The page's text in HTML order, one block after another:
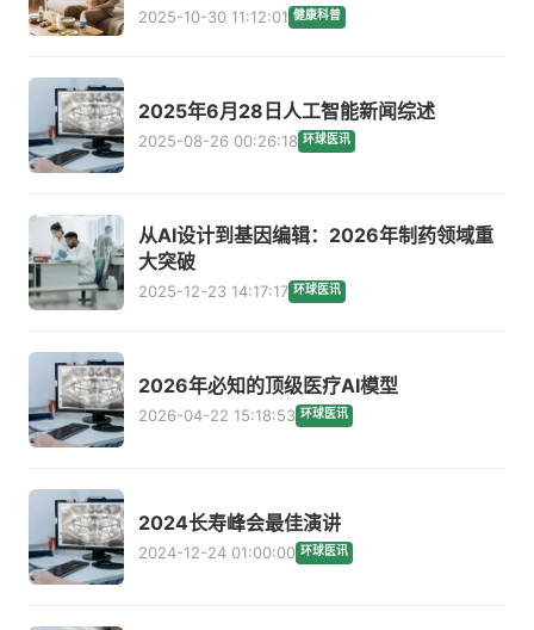
2025-10-30 11:12:01 健康科普
2025年6月28日人工智能新闻综述
2025-08-26 00:26:18 环球医讯
从AI设计到基因编辑：2026年制药领域重
大突破
2025-12-23 14:17:17 环球医讯
2026年必知的顶级医疗AI模型
2026-04-22 15:18:53 环球医讯
2024长寿峰会最佳演讲
2024-12-24 01:00:00 环球医讯